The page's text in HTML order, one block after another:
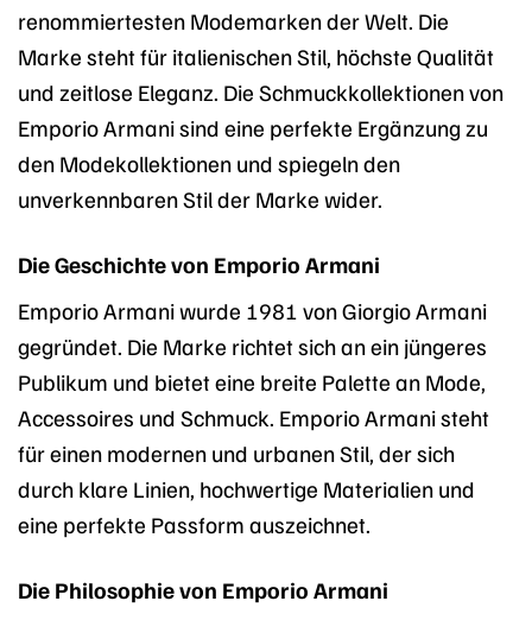
renommiertesten Modemarken der Welt. Die
Marke steht für italienischen Stil, höchste Qualität
und zeitlose Eleganz. Die Schmuckkollektionen von
Emporio Armani sind eine perfekte Ergänzung zu
den Modekollektionen und spiegeln den
unverkennbaren Stil der Marke wider.
Die Geschichte von Emporio Armani
Emporio Armani wurde 1981 von Giorgio Armani
gegründet. Die Marke richtet sich an ein jüngeres
Publikum und bietet eine breite Palette an Mode,
Accessoires und Schmuck. Emporio Armani steht
für einen modernen und urbanen Stil, der sich
durch klare Linien, hochwertige Materialien und
eine perfekte Passform auszeichnet.
Die Philosophie von Emporio Armani